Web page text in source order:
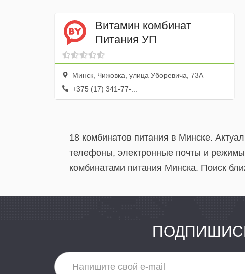
Витамин комбинат
Питания УП
Минск, Чижовка, улица Уборевича, 73А
+375 (17) 341-77-...
18 комбинатов питания в Минске.
телефоны, электронные почты и
комбинатами питания Минска. Поиск